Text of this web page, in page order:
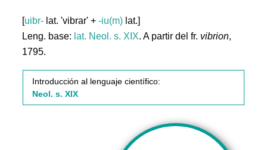
[uibr- lat. 'vibrar' +-iu(m) lat.]
Leng. base: lat. Neol. s. XIX. A partir del fr. vibrion,
1795.
Introducción al lenguaje científico:
Neol. s. XIX